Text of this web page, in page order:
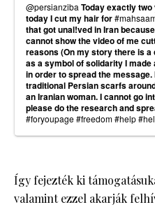
@persianziba Today exactly
today I cut my hair for
that got unal!ved in Iran
cannot show the video of me
reasons (On my story there is
as a symbol of solidarity I
in order to spread the
traditional Persian scarfs
an Iranian woman. I cannot go
please do the research and
#foryoupage#freedom#help
Így fejezték ki
valamint ezzel akarják